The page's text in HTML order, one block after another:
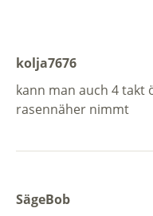
kolja7676
kann man auch 4 takt
rasennäher nimmt
SägeBob